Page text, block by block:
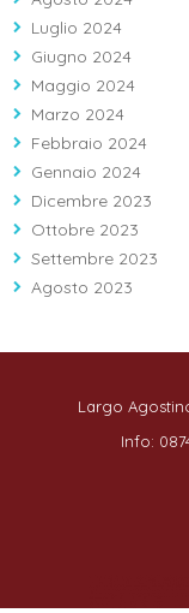
Luglio 2024
Giugno 2024
Maggio 2024
Marzo 2024
Febbraio 2024
Gennaio 2024
Dicembre 2023
Ottobre 2023
Settembre 2023
Agosto 2023
Largo
Info: